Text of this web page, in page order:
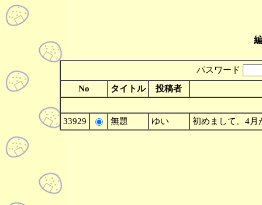
パスワード
No
タイトル 投稿者
33929 無題 ゆい 初めまして。4月